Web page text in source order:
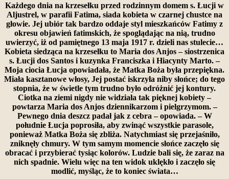
Każdego dnia na krzesełku przed rodzinnym domem s. Łucji w
Aljustrel, w parafii Fatima, siada kobieta w czarnej chustce na
głowie. Jej ubiór tak bardzo oddaje styl mieszkańców Fatimy z
okresu objawień fatimskich, że spoglądając na nią, trudno
uwierzyć, iż od pamiętnego 13 maja 1917 r. dzieli nas stulecie…
Kobieta siedząca na krzesełku to Maria dos Anjos – siostrzenica
s. Łucji dos Santos i kuzynka Franciszka i Hiacynty Marto. –
Moja ciocia Łucja opowiadała, że Matka Boża była przepiękna.
Miała kasztanowe włosy, Jej postać iskrzyła niby słońce; do tego
stopnia, że w świetle tym trudno było odróżnić jej kontury.
Ciotka na ziemi nigdy nie widziała tak pięknej kobiety –
powtarza Maria dos Anjos dziennikarzom i pielgrzymom. –
Pewnego dnia deszcz padał jak z cebra – opowiada. – W
południe Łucja poprosiła, aby zwinąć wszystkie parasole,
ponieważ Matka Boża się zbliża. Natychmiast się przejaśniło,
zniknęły chmury. W tym samym momencie słońce zaczęło się
obracać i przybierać tysiąc kolorów. Ludzie bali się, że zaraz na
nich spadnie. Wielu więc na ten widok uklękło i zaczęło się
modlić, myśląc, że to koniec świata…